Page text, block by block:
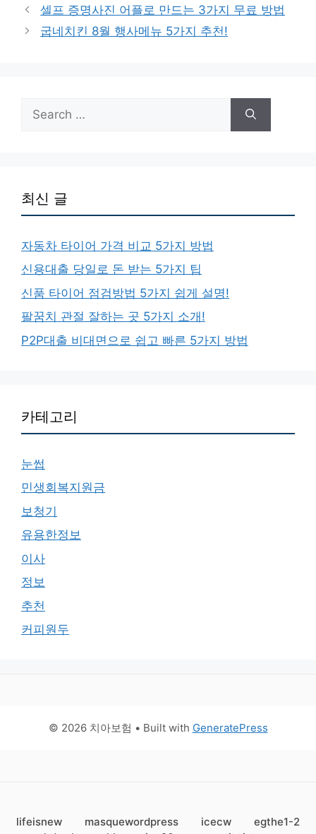
셀프 증명사진 어플로 만드는 3가지 무료 방법
굽네치킨 8월 행사메뉴 5가지 추천!
for:
최신 글
자동차 타이어 가격 비교 5가지 방법
신용대출 당일로 돈 받는 5가지 팁
신품 타이어 점검방법 5가지 쉽게 설명!
팔꿈치 관절 잘하는 곳 5가지 소개!
P2P대출 비대면으로 쉽고 빠른 5가지 방법
카테고리
눈썹
민생회복지원금
보청기
유용한정보
이사
정보
추천
커피원두
© 2026 치아보험 • Built with GeneratePress
lifeisnew masquewordpress icecw
egthe1-2